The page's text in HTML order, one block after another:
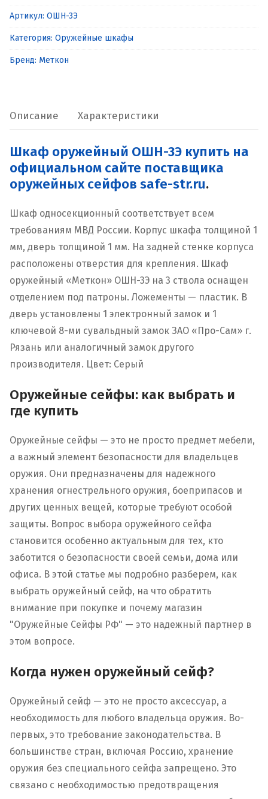
оружейный
ОШН-3Э
Артикул: ОШН-3Э
Категория: Оружейные шкафы
Бренд: Меткон
Описание Характеристики
Шкаф оружейный ОШН-3Э купить на
официальном сайте поставщика
оружейных сейфов safe-str.ru.
Шкаф односекционный соответствует всем
требованиям МВД России. Корпус шкафа толщиной 1
мм, дверь толщиной 1 мм. На задней стенке корпуса
расположены отверстия для крепления. Шкаф
оружейный «Меткон» ОШН-3Э на 3 ствола оснащен
отделением под патроны. Ложементы — пластик. В
дверь установлены 1 электронный замок и 1
ключевой 8-ми сувальдный замок ЗАО «Про-Сам» г.
Рязань или аналогичный замок другого
производителя. Цвет: Серый
Оружейные сейфы: как выбрать и
где купить
Оружейные сейфы — это не просто предмет мебели,
а важный элемент безопасности для владельцев
оружия. Они предназначены для надежного
хранения огнестрельного оружия, боеприпасов и
других ценных вещей, которые требуют особой
защиты. Вопрос выбора оружейного сейфа
становится особенно актуальным для тех, кто
заботится о безопасности своей семьи, дома или
офиса. В этой статье мы подробно разберем, как
выбрать оружейный сейф, на что обратить
внимание при покупке и почему магазин
"Оружейные Сейфы РФ" — это надежный партнер в
этом вопросе.
Когда нужен оружейный сейф?
Оружейный сейф — это не просто аксессуар, а
необходимость для любого владельца оружия. Во-
первых, это требование законодательства. В
большинстве стран, включая Россию, хранение
оружия без специального сейфа запрещено. Это
связано с необходимостью предотвращения